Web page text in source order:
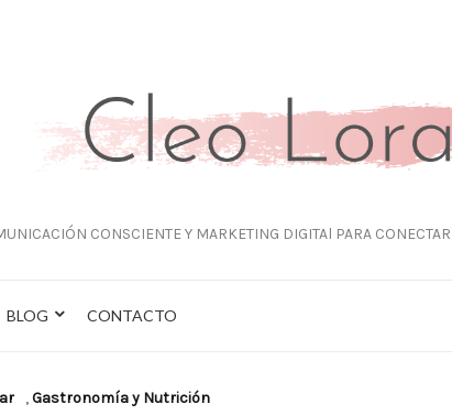
CONSCIENTE Y MARKETING DIGITAl PARA
BLOG CONTACTO
,Gastronomía y Nutrición